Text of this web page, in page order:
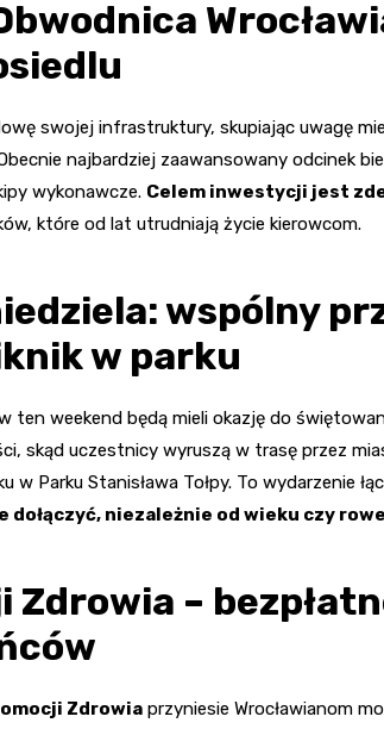
swojej infrastruktury, skupiając uwagę
najbardziej zaawansowany odcinek
wykonawcze. Celem inwestycji jest
które od lat utrudniają życie kierowcom.
wspólny
w parku
ten weekend będą mieli okazję do
skąd uczestnicy wyruszą w trasę przez
w Parku Stanisława Tołpy. To wydarzenie
dołączyć, niezależnie od wieku czy
Zdrowia –
Zdrowia przyniesie Wrocławianom